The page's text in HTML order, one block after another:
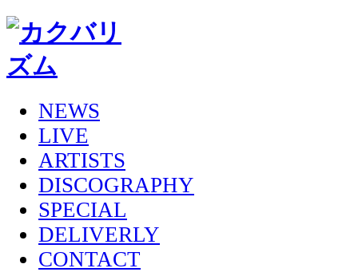
NEWS
LIVE
ARTISTS
DISCOGRAPHY
SPECIAL
DELIVERLY
CONTACT